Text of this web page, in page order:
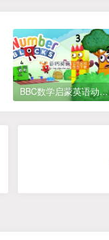
BBC数学启蒙英语动画Numberblocks数字积木，全七季共161集，1080P高清视频带英文字幕